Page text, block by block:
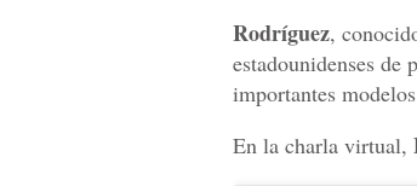
Rodríguez,
estadounidenses de
importantes
En la charla virtual,